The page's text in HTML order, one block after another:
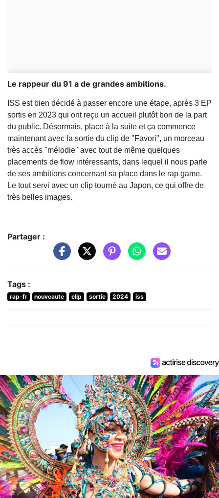
Le rappeur du 91 a de grandes ambitions.
ISS est bien décidé à passer encore une étape, après 3 EP
sortis en 2023 qui ont reçu un accueil plutôt bon de la part
du public. Désormais, place à la suite et ça commence
maintenant avec la sortie du clip de "Favori", un morceau
très accès "mélodie" avec tout de même quelques
placements de flow intéressants, dans lequel il nous parle
de ses ambitions concernant sa place dans le rap game.
Le tout servi avec un clip tourné au Japon, ce qui offre de
très belles images.
Partager :
Tags :
rap-fr nouveaute clip sortie 2024 iss